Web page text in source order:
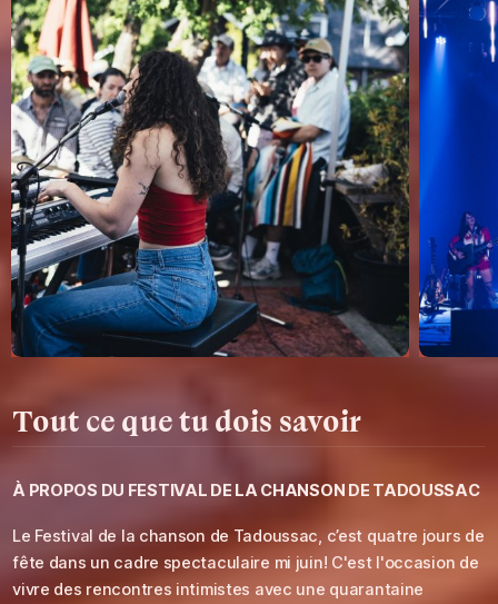
Tout ce que tu dois savoir
À PROPOS DU FESTIVAL DE LA CHANSON DE TADOUSSAC
Le Festival de la chanson de Tadoussac, c’est quatre jours de
fête dans un cadre spectaculaire mi juin! C'est l'occasion de
vivre des rencontres intimistes avec une quarantaine